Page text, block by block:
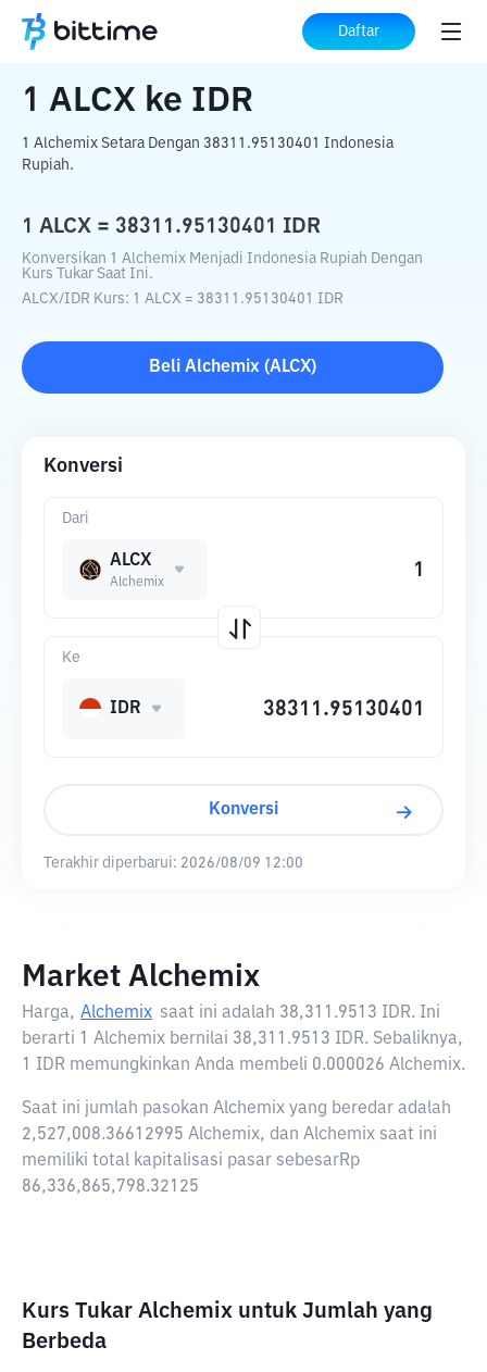
Daftar
Beranda Konverter Kripto ke IDR
1 ALCX ke IDR
1 Alchemix Setara Dengan 38311.95130401 Indonesia
Rupiah.
1 ALCX = 38311.95130401 IDR
Konversikan 1 Alchemix Menjadi Indonesia Rupiah Dengan
Kurs Tukar Saat Ini.
ALCX/IDR Kurs: 1 ALCX = 38311.95130401 IDR
Beli Alchemix (ALCX)
Konversi
Dari
ALCX
Alchemix
Ke
IDR
Konversi
Terakhir diperbarui: 2026/08/09 12:00
Market Alchemix
Harga, Alchemix saat ini adalah 38,311.9513 IDR. Ini
berarti 1 Alchemix bernilai 38,311.9513 IDR. Sebaliknya,
1 IDR memungkinkan Anda membeli 0.000026 Alchemix.
Saat ini jumlah pasokan Alchemix yang beredar adalah
2,527,008.36612995 Alchemix, dan Alchemix saat ini
memiliki total kapitalisasi pasar sebesarRp
86,336,865,798.32125
Kurs Tukar Alchemix untuk Jumlah yang
Berbeda